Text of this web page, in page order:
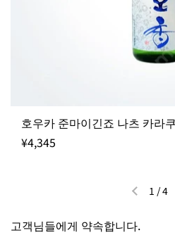
호우카 준마이긴죠 나츠 카라
¥4,345
이전 슬라
1 /4
고객님들에게 약속합니다.